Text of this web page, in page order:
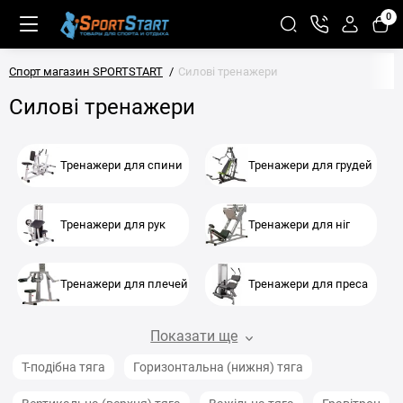
0
Спорт магазин SPORTSTART Силові тренажери
Силові тренажери
Тренажери для спини Тренажери для грудей
Тренажери для рук Тренажери для ніг
Тренажери для плечей Тренажери для преса
Показати ще
Т-подібна тяга Горизонтальна (нижня) тяга